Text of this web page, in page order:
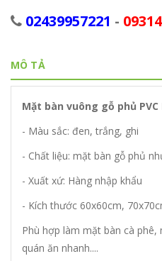
02439957221 -
MÔ TẢ
Mặt bàn vuông gỗ phủ PVC
- Màu sắc: đen, trắng, ghi
- Chất liệu: mặt bàn gỗ phủ
- Xuất xứ: Hàng nhập khẩu
- Kích thước 60x60cm,
Phù hợp làm mặt bàn cà
quán ăn nhanh....